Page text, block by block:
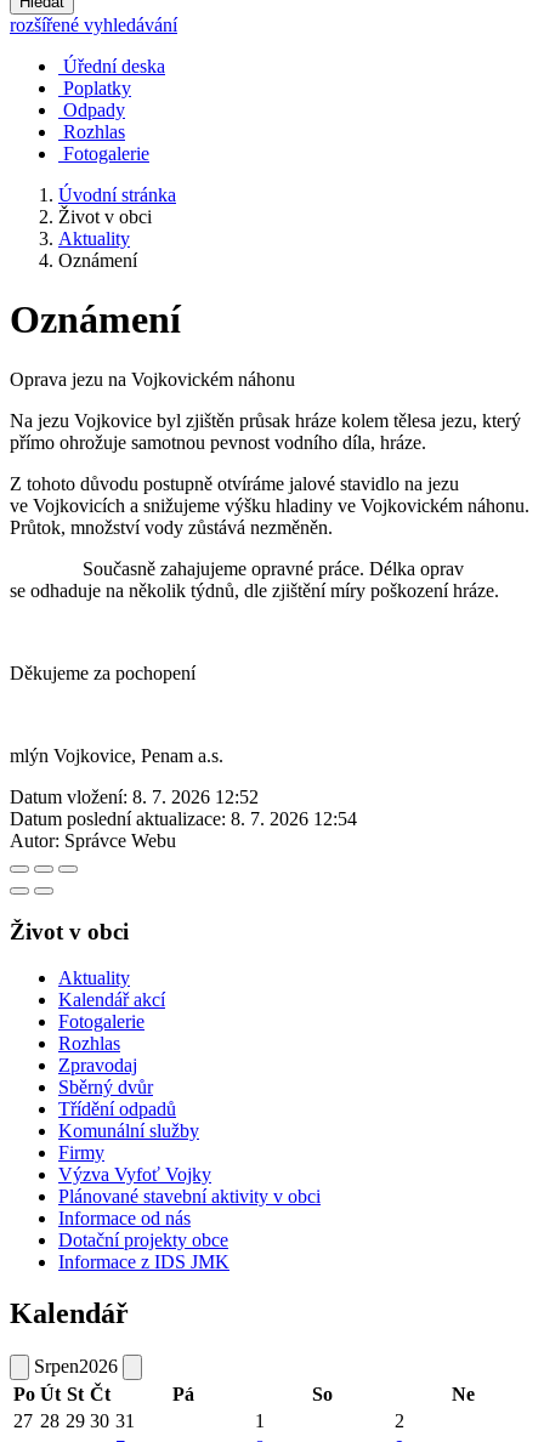
rozšířené vyhledávání
Úřední deska
Poplatky
Odpady
Rozhlas
Fotogalerie
Úvodní stránka
Život v obci
Aktuality
Oznámení
Oznámení
Oprava jezu na Vojkovickém náhonu
Na jezu Vojkovice byl zjištěn průsak hráze kolem tělesa jezu, který
přímo ohrožuje samotnou pevnost vodního díla, hráze.
Z tohoto důvodu postupně otvíráme jalové stavidlo na jezu
ve Vojkovicích a snižujeme výšku hladiny ve Vojkovickém náhonu.
Průtok, množství vody zůstává nezměněn.
Současně zahajujeme opravné práce. Délka oprav
se odhaduje na několik týdnů, dle zjištění míry poškození hráze.
Děkujeme za pochopení
mlýn Vojkovice, Penam a.s.
Datum vložení: 8. 7. 2026 12:52
Datum poslední aktualizace: 8. 7. 2026 12:54
Autor: Správce Webu
Život v obci
Aktuality
Kalendář akcí
Fotogalerie
Rozhlas
Zpravodaj
Sběrný dvůr
Třídění odpadů
Komunální služby
Firmy
Výzva Vyfoť Vojky
Plánované stavební aktivity v obci
Informace od nás
Dotační projekty obce
Informace z IDS JMK
Kalendář
Srpen2026
Po Út St Čt Pá So
Ne
27 28 29 30 31 1
2